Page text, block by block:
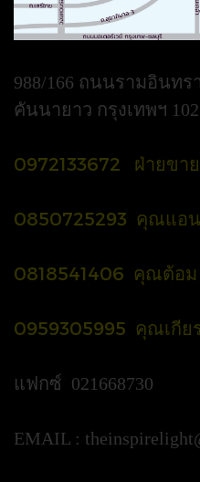
988/166 ถนนรามอินทร
คันนายาว กรุงเทพฯ
0972133672 ฝ่ายขา
0850725293 คุณแอน
0818541406 คุณต้อม
0959305995 คุณเกีย
แฟกซ์ 021668730
EMAIL :